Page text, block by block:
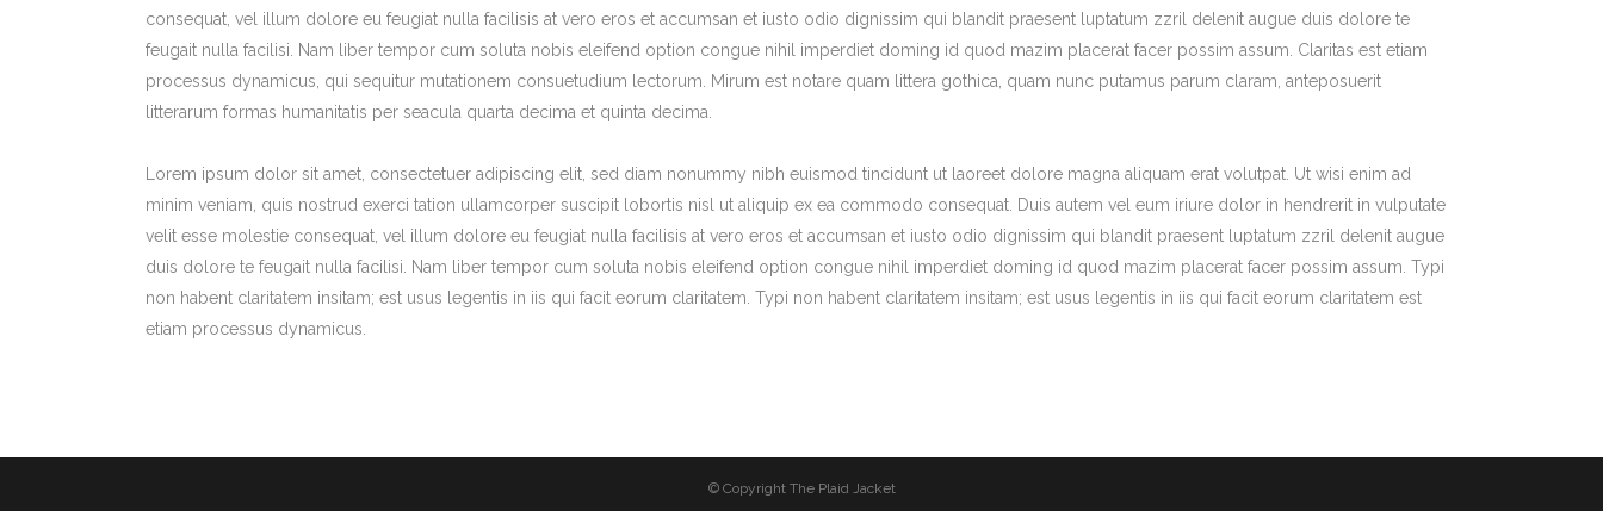
consequat, vel illum dolore eu feugiat nulla facilisis at vero eros et accumsan et iusto odio dignissim qui blandit praesent luptatum zzril delenit augue duis dolore te
feugait nulla facilisi. Nam liber tempor cum soluta nobis eleifend option congue nihil imperdiet doming id quod mazim placerat facer possim assum. Claritas est etiam
processus dynamicus, qui sequitur mutationem consuetudium lectorum. Mirum est notare quam littera gothica, quam nunc putamus parum claram, anteposuerit
litterarum formas humanitatis per seacula quarta decima et quinta decima.
Lorem ipsum dolor sit amet, consectetuer adipiscing elit, sed diam nonummy nibh euismod tincidunt ut laoreet dolore magna aliquam erat volutpat. Ut wisi enim ad
minim veniam, quis nostrud exerci tation ullamcorper suscipit lobortis nisl ut aliquip ex ea commodo consequat. Duis autem vel eum iriure dolor in hendrerit in vulputate
velit esse molestie consequat, vel illum dolore eu feugiat nulla facilisis at vero eros et accumsan et iusto odio dignissim qui blandit praesent luptatum zzril delenit augue
duis dolore te feugait nulla facilisi. Nam liber tempor cum soluta nobis eleifend option congue nihil imperdiet doming id quod mazim placerat facer possim assum. Typi
non habent claritatem insitam; est usus legentis in iis qui facit eorum claritatem. Typi non habent claritatem insitam; est usus legentis in iis qui facit eorum claritatem est
etiam processus dynamicus.
© Copyright The Plaid Jacket